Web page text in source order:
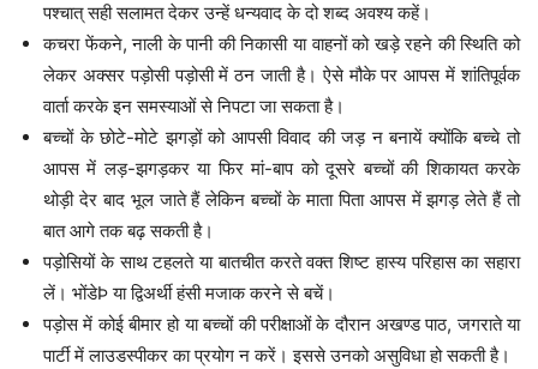
पश्चात् सही सलामत देकर उन्हें धन्यवाद के दो शब्द अवश्य कहें।
कचरा फेंकने, नाली के पानी की निकासी या वाहनों को खड़े रहने की स्थिति को
लेकर अक्सर पड़ोसी पड़ोसी में ठन जाती है। ऐसे मौके पर आपस में शांतिपूर्वक
वार्ता करके इन समस्याओं से निपटा जा सकता है।
बच्चों के छोटे-मोटे झगड़ों को आपसी विवाद की जड़ न बनायें क्योंकि बच्चे तो
आपस में लड़-झगड़कर या फिर मां-बाप को दूसरे बच्चों की शिकायत करके
थोड़ी देर बाद भूल जाते हैं लेकिन बच्चों के माता पिता आपस में झगड़ लेते हैं तो
बात आगे तक बढ़ सकती है।
पड़ोसियों के साथ टहलते या बातचीत करते वक्त शिष्ट हास्य परिहास का सहारा
लें। भोंडेÞ या द्विअर्थी हंसी मजाक करने से बचें।
पड़ोस में कोई बीमार हो या बच्चों की परीक्षाओं के दौरान अखण्ड पाठ, जगराते या
पार्टी में लाउडस्पीकर का प्रयोग न करें। इससे उनको असुविधा हो सकती है।